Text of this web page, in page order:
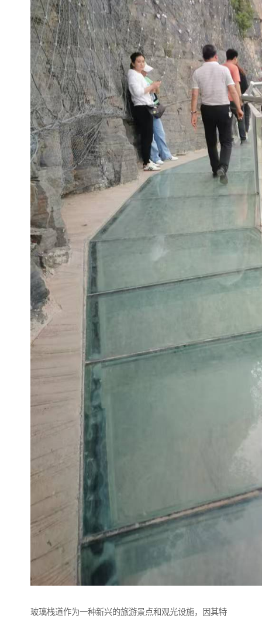
玻璃栈道作为一种新兴的旅游景点和观光设施，因其特